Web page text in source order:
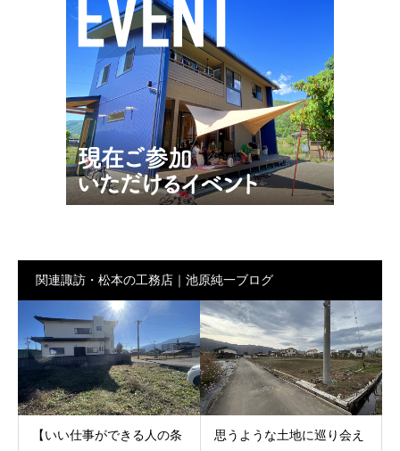
関連諏訪・松本の工務店｜池原純一ブログ
【いい仕事ができる人の条
思うような土地に巡り会え